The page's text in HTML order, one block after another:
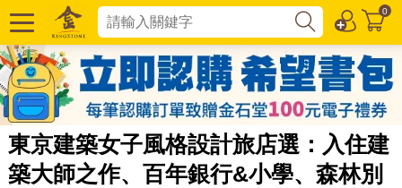
0
東京建築女子風格設計旅店選：入住建
築大師之作、百年銀行&小學、森林別